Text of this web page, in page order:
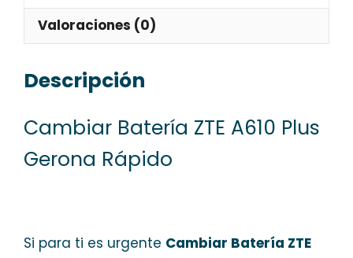
Valoraciones (0)
Descripción
Cambiar Batería ZTE A610 Plus
Gerona Rápido
Si para ti es urgente Cambiar Batería ZTE